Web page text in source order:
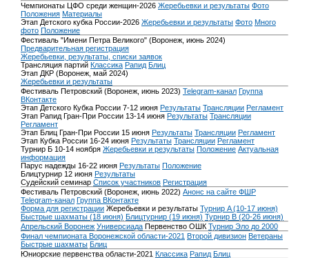
Чемпионаты ЦФО среди женщин-2026 Жеребьевки и результаты Фото
Положения Материалы
Этап Детского кубка России-2026 Жеребьевки и результаты Фото Много
фото Положение
Фестиваль "Имени Петра Великого" (Воронеж, июнь 2024)
Предварительная регистрация
Жеребьевки, результаты, списки заявок
Трансляция партий Классика Рапид Блиц
Этап ДКР (Воронеж, май 2024)
Жеребьевки и результаты
Фестиваль Петровский (Воронеж, июнь 2023) Telegram-канал Группа
ВКонтакте
Этап Детского Кубка России 7-12 июня Результаты Трансляции Регламент
Этап Рапид Гран-При России 13-14 июня Результаты Трансляции
Регламент
Этап Блиц Гран-При России 15 июня Результаты Трансляции Регламент
Этап Кубка России 16-24 июня Результаты Трансляции Регламент
Турнир Б 10-14 ноября Жеребьевки и результаты Положение Актуальная
информация
Парус надежды 16-22 июня Результаты Положение
Блицтурнир 12 июня Результаты
Судейский семинар Список участников Регистрация
Фестиваль Петровский (Воронеж, июнь 2022) Анонс на сайте ФШР
Telegram-канал Группа ВКонтакте
Форма для регистрации Жеребьевки и результаты Турнир A (10-17 июня)
Быстрые шахматы (18 июня) Блицтурнир (19 июня) Турнир B (20-26 июня)
Апрельский Воронеж Универсиада Первенство ОШК Турнир Эло до 2000
Финал чемпионата Воронежской области-2021 Второй дивизион Ветераны
Быстрые шахматы Блиц
Юниорские первенства области-2021 Классика Рапид Блиц